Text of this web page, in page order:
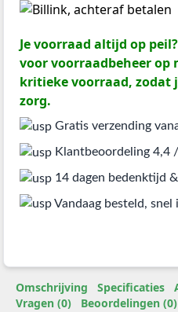
Je voorraad altijd op
voor voorraadbeheer op
kritieke voorraad, zodat
zorg.
Gratis verzending
Klantbeoordeling 4,4
14 dagen bedenktijd
Vandaag besteld, snel
Omschrijving Specificaties
Vragen (0)
Beoordelingen (0)